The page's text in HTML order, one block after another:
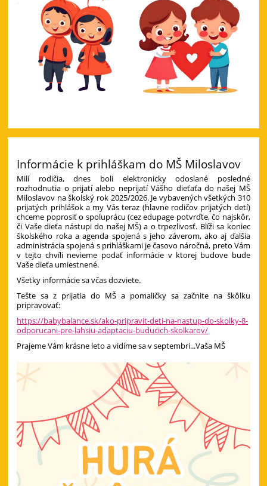
Informácie k prihláškam do MŠ Miloslavov
Milí rodičia, dnes boli elektronicky odoslané posledné
rozhodnutia o prijatí alebo neprijatí Vášho dieťaťa do našej MŠ
Miloslavov na školský rok 2025/2026. Je vybavených všetkých 310
prijatých prihlášok a my Vás teraz (hlavne rodičov prijatých detí)
chceme poprosiť o spoluprácu (cez edupage potvrďte, čo najskôr,
či Vaše dieťa nástupi do našej MŠ) a o trpezlivosť. Blíži sa koniec
školského roka a agenda spojená s jeho záverom, ako aj ďalšia
administrácia spojená s prihláškami je časovo náročná, preto Vám
v tejto chvíli nevieme podať informácie v ktorej budove bude
Vaše dieťa umiestnené.
Všetky informácie sa včas dozviete.
Tešte sa z prijatia do MŠ a pomaličky sa začnite na škôlku
pripravovať:
https://babybalance.sk/ako-pripravit-deti-na-nastup-do-skolky-8-
odporucani-pre-lahsiu-adaptaciu-buducich-skolkarov/
Prajeme Vám krásne leto a vidíme sa v septembri...Vaša MŠ